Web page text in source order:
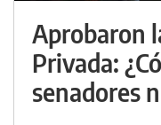
Aprobaron
Privada:
senadores